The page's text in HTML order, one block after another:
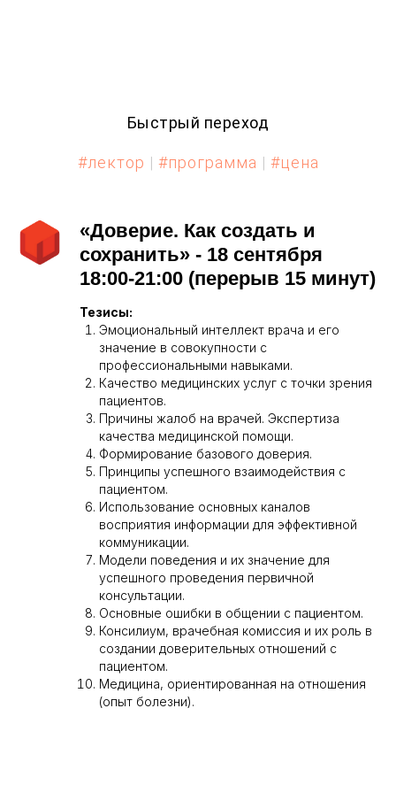
Быстрый переход
#лектор | #программа | #цена
«Доверие. Как создать и
сохранить» - 18 сентября
18:00-21:00 (перерыв 15 минут)
Тезисы:
Эмоциональный интеллект врача и его
значение в совокупности с
профессиональными навыками.
Качество медицинских услуг с точки зрения
пациентов.
Причины жалоб на врачей. Экспертиза
качества медицинской помощи.
Формирование базового доверия.
Принципы успешного взаимодействия с
пациентом.
Использование основных каналов
восприятия информации для эффективной
коммуникации.
Модели поведения и их значение для
успешного проведения первичной
консультации.
Основные ошибки в общении с пациентом.
Консилиум, врачебная комиссия и их роль в
создании доверительных отношений с
пациентом.
Медицина, ориентированная на отношения
(опыт болезни).